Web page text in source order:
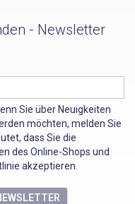
- Newsletter
Sie über Neuigkeiten
möchten, melden Sie
dass Sie die
des Online-Shops und
akzeptieren.